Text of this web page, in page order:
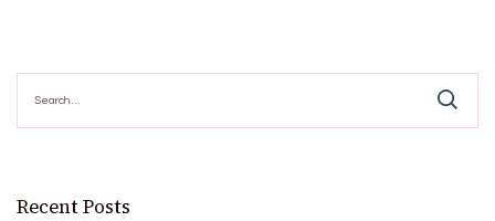
for:
Recent Posts